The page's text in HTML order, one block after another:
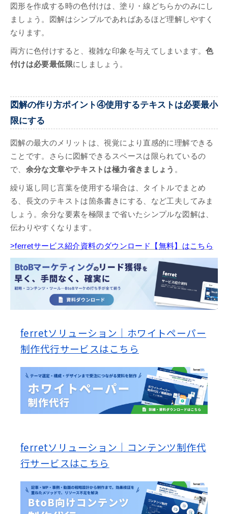
図形を作成する時の色付けは、塗り・線どちらかのみにし
ましょう。図解はシンプルであればあるほど理解しやすく
なります。
両方に色付けすると、複雑な印象を与えてしまいます。色
付けは必要最低限にしましょう。
図解の作り方ポイント④使用するテキストは必要最小
限にする
図解の最大のメリットは、視覚により直感的に理解できる
ことです。さらに図解できるスペースは限られているの
で、 余分な文章やテキストは極力省きましょう 。
繰り返し同じ言葉を使用する場合は、タイトルでまとめ
る、長文のテキストは箇条書きにする、など工夫してみま
しょう。余分な要素を極限まで省いたシンプルな図解は、
伝わりやすくなります。
>ferretサービス紹介資料のダウンロード【無料】はこちら
ferretソリューション｜ホワイトペーパー
制作代行サービスはこちら
ferretソリューション｜コンテンツ制作代
行サービスはこちら